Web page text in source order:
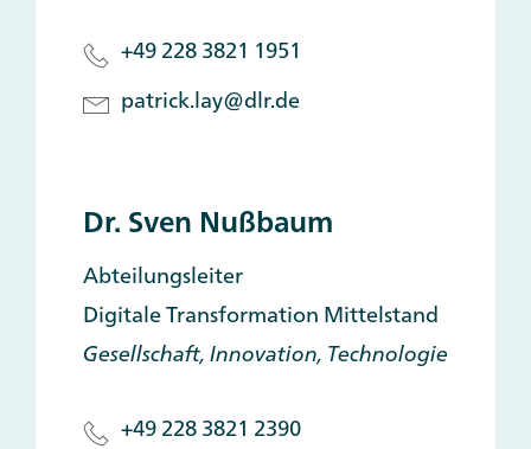
+49 228 3821 1951
patrick.lay@dlr.de
Dr. Sven Nußbaum
Abteilungsleiter
Digitale Transformation Mittelstand
Gesellschaft, Innovation, Technologie
+49 228 3821 2390